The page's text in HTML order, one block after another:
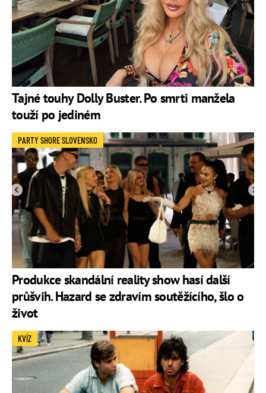
Tajné touhy Dolly Buster. Po smrti manžela
touží po jediném
Produkce skandální reality show hasí další
průšvih. Hazard se zdravím soutěžícího, šlo o
život
PARTY SHORE SLOVENSKO
KVÍZ